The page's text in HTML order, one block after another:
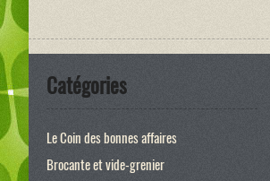
Catégories
Le Coin des bonnes affaires
Brocante et vide-grenier